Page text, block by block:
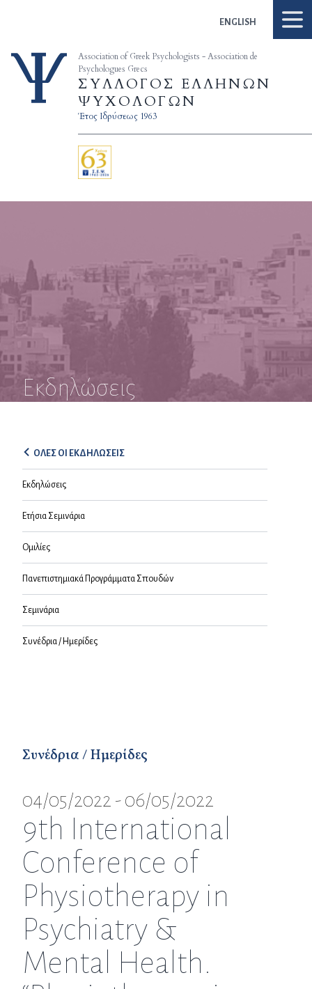
ENGLISH
Association of Greek Psychologists - Association de
Psychologues Grecs
ΣΥΛΛΟΓΟΣ ΕΛΛΗΝΩΝ
ΨΥΧΟΛΟΓΩΝ
Έτος Ιδρύσεως 1963
Εκδηλώσεις
ΟΛΕΣ ΟΙ ΕΚΔΗΛΩΣΕΙΣ
Εκδηλώσεις
Ετήσια Σεμινάρια
Ομιλίες
Πανεπιστημιακά Προγράμματα Σπουδών
Σεμινάρια
Συνέδρια / Ημερίδες
Συνέδρια / Ημερίδες
04/05/2022 - 06/05/2022
9th International
Conference of
Physiotherapy in
Psychiatry &
Mental Health.